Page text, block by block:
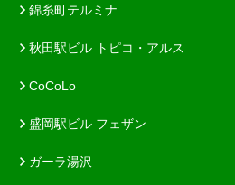
錦糸町テルミナ
秋田駅ビル トピコ・アルス
CoCoLo
盛岡駅ビル フェザン
ガーラ湯沢